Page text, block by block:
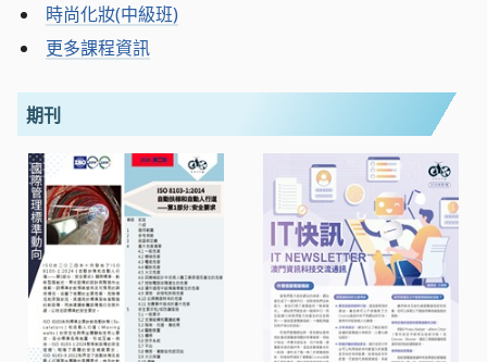
時尚化妝(中級班)
更多課程資訊
期刊